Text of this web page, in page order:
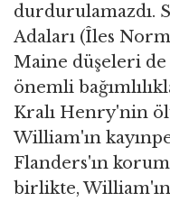
durdurulamazdı.
Adaları (Îles
Maine düşeleri
önemli
Kralı Henry'nin
William'ın
Flanders'ın
birlikte,